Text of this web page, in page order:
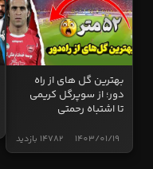
بهترین گل های از راه
دور؛ از سوپرگل کریمی
تا اشتباه رحمتی
14782 بازدید 1403/01/19